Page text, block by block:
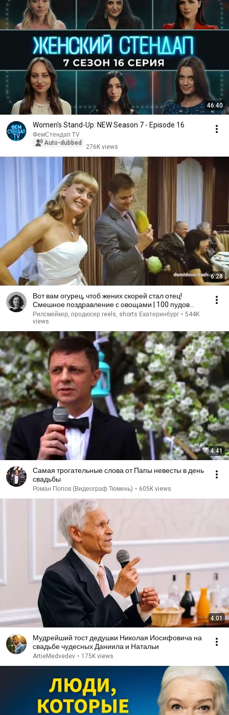
46:40
Women's Stand-Up: NEW Season 7 - Episode 16
ФемСтендап TV
Auto-dubbed
276K views
6:28
Вот вам огурец, чтоб жених скорей стал отец!
Смешное поздравление с овощами | 100 пудов
ИЗЮМА
Рилсмейкер, продюсер reels, shorts Екатеринбург • 544K
views
4:41
Самая трогательные слова от Папы невесты в день
свадьбы
Роман Попов (Видеограф Тюмень) • 605K views
4:01
Мудрейший тост дедушки Николая Иосифовича на
свадьбе чудесных Даниила и Натальи
ArtieMedvedev • 175K views